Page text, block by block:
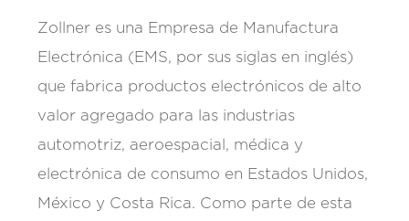
Zollner es una Empresa de Manufactura
Electrónica (EMS, por sus siglas en inglés)
que fabrica productos electrónicos de alto
valor agregado para las industrias
automotriz, aeroespacial, médica y
electrónica de consumo en Estados Unidos,
México y Costa Rica. Como parte de esta